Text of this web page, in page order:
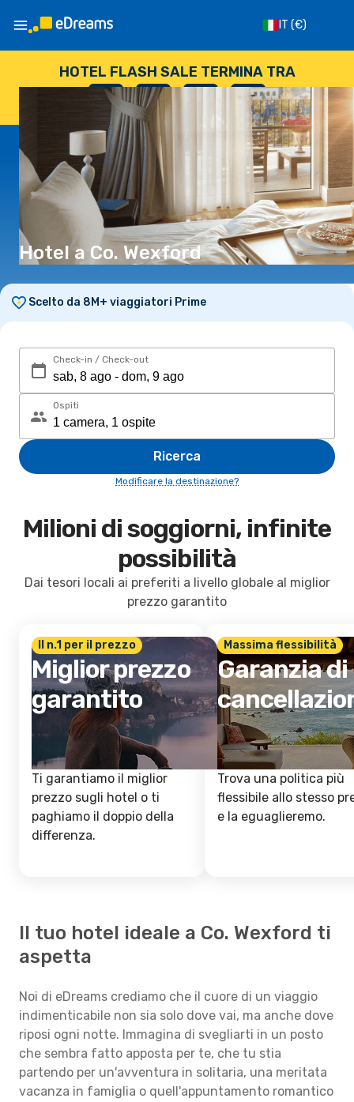
IT (€)
HOTEL FLASH SALE TERMINA TRA
--
GIORNI
: --
ORE
: --
SECONDI
Hotel a Co. Wexford
Scelto da 8M+ viaggiatori Prime
Check-in / Check-out
Ospiti
Ricerca
Modificare la destinazione?
Milioni di soggiorni, infinite
possibilità
Dai tesori locali ai preferiti a livello globale al miglior
prezzo garantito
Il n.1 per il prezzo
Miglior prezzo
garantito
Ti garantiamo il miglior
prezzo sugli hotel o ti
paghiamo il doppio della
differenza.
Massima flessibilità
Garanzia di
Trova una politica più
flessibile allo stesso
e la eguaglieremo.
Il tuo hotel ideale a Co. Wexford ti
aspetta
Noi di eDreams crediamo che il cuore di un viaggio
indimenticabile non sia solo dove vai, ma anche dove
riposi ogni notte. Immagina di svegliarti in un posto
che sembra fatto apposta per te, che tu stia
partendo per un'avventura in solitaria, una meritata
vacanza in famiglia o quell'appuntamento romantico